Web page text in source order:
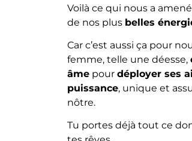
Voilà ce qui nous a
de nos plus belles
Car c’est aussi ça pour
femme, telle une déesse,
âme pour déployer ses
puissance, unique et
nôtre.
Tu portes déjà tout ce